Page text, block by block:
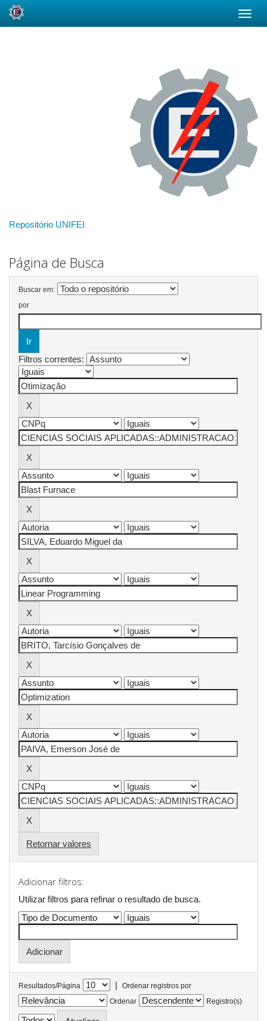
Repositório UNIFEI
Página de Busca
Buscar em:
por
Filtros correntes:
Retornar valores
Adicionar filtros:
Utilizar filtros para refinar o resultado de busca.
Resultados/Página |
Ordenar registros por
Ordenar
Registro(s)